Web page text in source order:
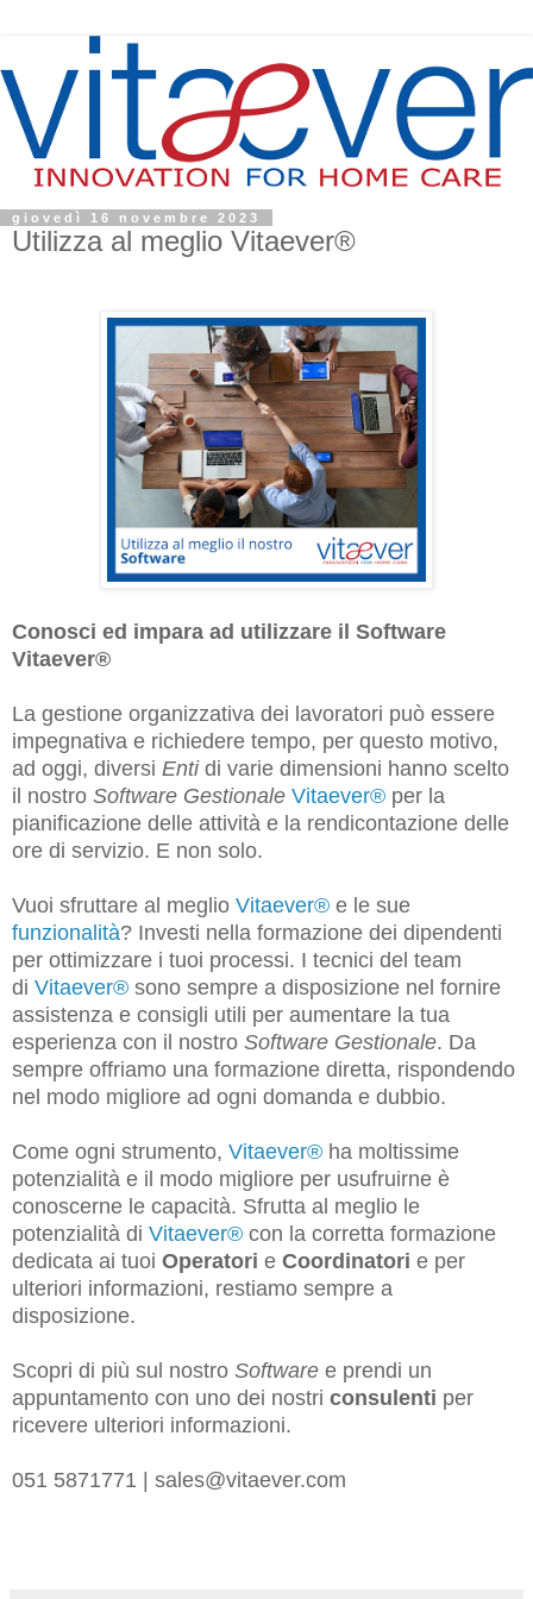
giovedì 16 novembre 2023
Utilizza al meglio Vitaever®
Conosci ed impara ad utilizzare il Software
Vitaever®
La gestione organizzativa dei lavoratori può essere
impegnativa e richiedere tempo, per questo motivo,
ad oggi, diversi Enti di varie dimensioni hanno scelto
il nostro Software Gestionale Vitaever® per la
pianificazione delle attività e la rendicontazione delle
ore di servizio. E non solo.
Vuoi sfruttare al meglio Vitaever® e le sue
funzionalità? Investi nella formazione dei dipendenti
per ottimizzare i tuoi processi. I tecnici del team
di Vitaever® sono sempre a disposizione nel fornire
assistenza e consigli utili per aumentare la tua
esperienza con il nostro Software Gestionale. Da
sempre offriamo una formazione diretta, rispondendo
nel modo migliore ad ogni domanda e dubbio.
Come ogni strumento, Vitaever® ha moltissime
potenzialità e il modo migliore per usufruirne è
conoscerne le capacità. Sfrutta al meglio le
potenzialità di Vitaever® con la corretta formazione
dedicata ai tuoi Operatori e Coordinatori e per
ulteriori informazioni, restiamo sempre a
disposizione.
Scopri di più sul nostro Software e prendi un
appuntamento con uno dei nostri consulenti per
ricevere ulteriori informazioni.
051 5871771 | sales@vitaever.com